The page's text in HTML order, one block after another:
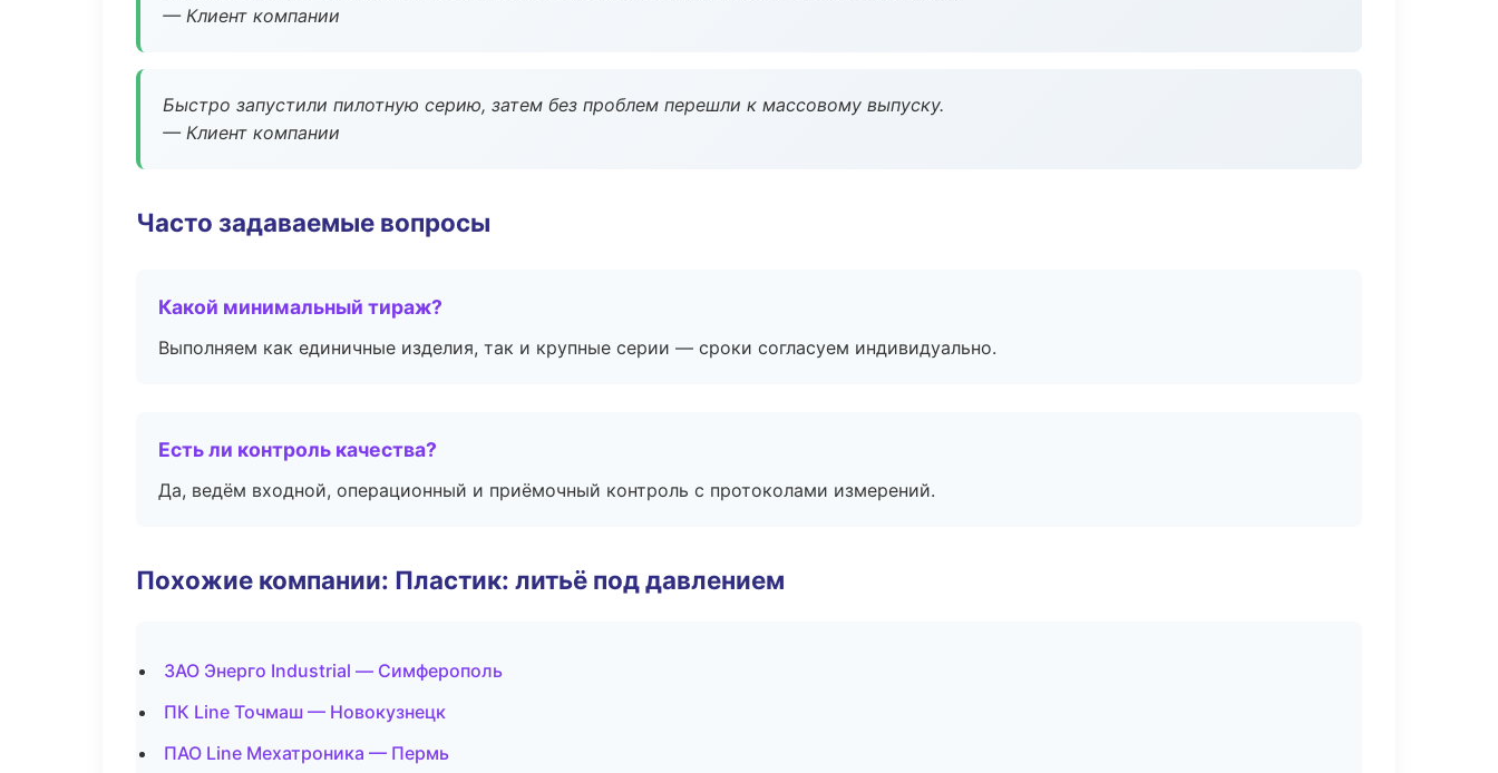
— Клиент компании
Быстро запустили пилотную серию, затем без проблем перешли к массовому выпуску.
— Клиент компании
Часто задаваемые вопросы
Какой минимальный тираж?
Выполняем как единичные изделия, так и крупные серии — сроки согласуем индивидуально.
Есть ли контроль качества?
Да, ведём входной, операционный и приёмочный контроль с протоколами измерений.
Похожие компании: Пластик: литьё под давлением
ЗАО Энерго Industrial — Симферополь
ПК Line Точмаш — Новокузнецк
ПАО Line Мехатроника — Пермь